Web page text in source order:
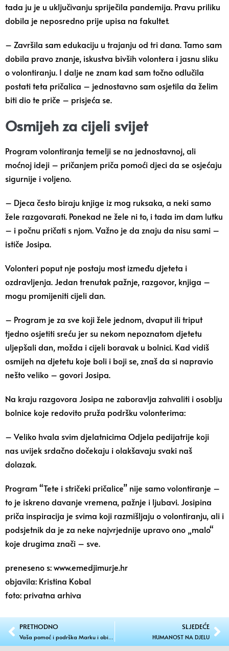
tada ju je u uključivanju spriječila pandemija. Pravu priliku
dobila je neposredno prije upisa na fakultet.
– Završila sam edukaciju u trajanju od tri dana. Tamo sam
dobila pravo znanje, iskustva bivših volontera i jasnu sliku
o volontiranju. I dalje ne znam kad sam točno odlučila
postati teta pričalica – jednostavno sam osjetila da želim
biti dio te priče – prisjeća se.
Osmijeh za cijeli svijet
Program volontiranja temelji se na jednostavnoj, ali
moćnoj ideji – pričanjem priča pomoći djeci da se osjećaju
sigurnije i voljeno.
– Djeca često biraju knjige iz mog ruksaka, a neki samo
žele razgovarati. Ponekad ne žele ni to, i tada im dam lutku
– i počnu pričati s njom. Važno je da znaju da nisu sami –
ističe Josipa.
Volonteri poput nje postaju most između djeteta i
ozdravljenja. Jedan trenutak pažnje, razgovor, knjiga –
mogu promijeniti cijeli dan.
– Program je za sve koji žele jednom, dvaput ili triput
tjedno osjetiti sreću jer su nekom nepoznatom djetetu
uljepšali dan, možda i cijeli boravak u bolnici. Kad vidiš
osmijeh na djetetu koje boli i boji se, znaš da si napravio
nešto veliko – govori Josipa.
Na kraju razgovora Josipa ne zaboravlja zahvaliti i osoblju
bolnice koje redovito pruža podršku volonterima:
– Veliko hvala svim djelatnicima Odjela pedijatrije koji
nas uvijek srdačno dočekaju i olakšavaju svaki naš
dolazak.
Program “Tete i stričeki pričalice” nije samo volontiranje –
to je iskreno davanje vremena, pažnje i ljubavi. Josipina
priča inspiracija je svima koji razmišljaju o volontiranju, ali i
podsjetnik da je za neke najvrjednije upravo ono „malo“
koje drugima znači – sve.
preneseno s: www.emedjimurje.hr
objavila: Kristina Kobal
foto: privatna arhiva
PRETHODNO SLJEDEĆE
HUMANOST NA DJELU